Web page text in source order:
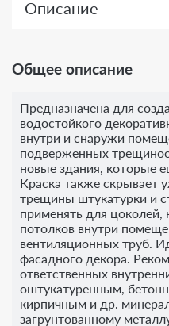
Описание
Общее описание
Предназначена для
водостойкого
внутри и снаружи
подверженных
новые здания, которые
Краска также скрывает
трещины штукатурки и
применять для
потолков внутри
вентиляционных труб.
фасадного декора.
ответственных
оштукатуренным,
кирпичным и др.
загрунтованному